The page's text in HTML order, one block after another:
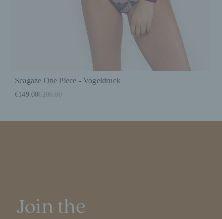
Seagaze One Piece - Vogeldruck
€149.00€200.00
Join the